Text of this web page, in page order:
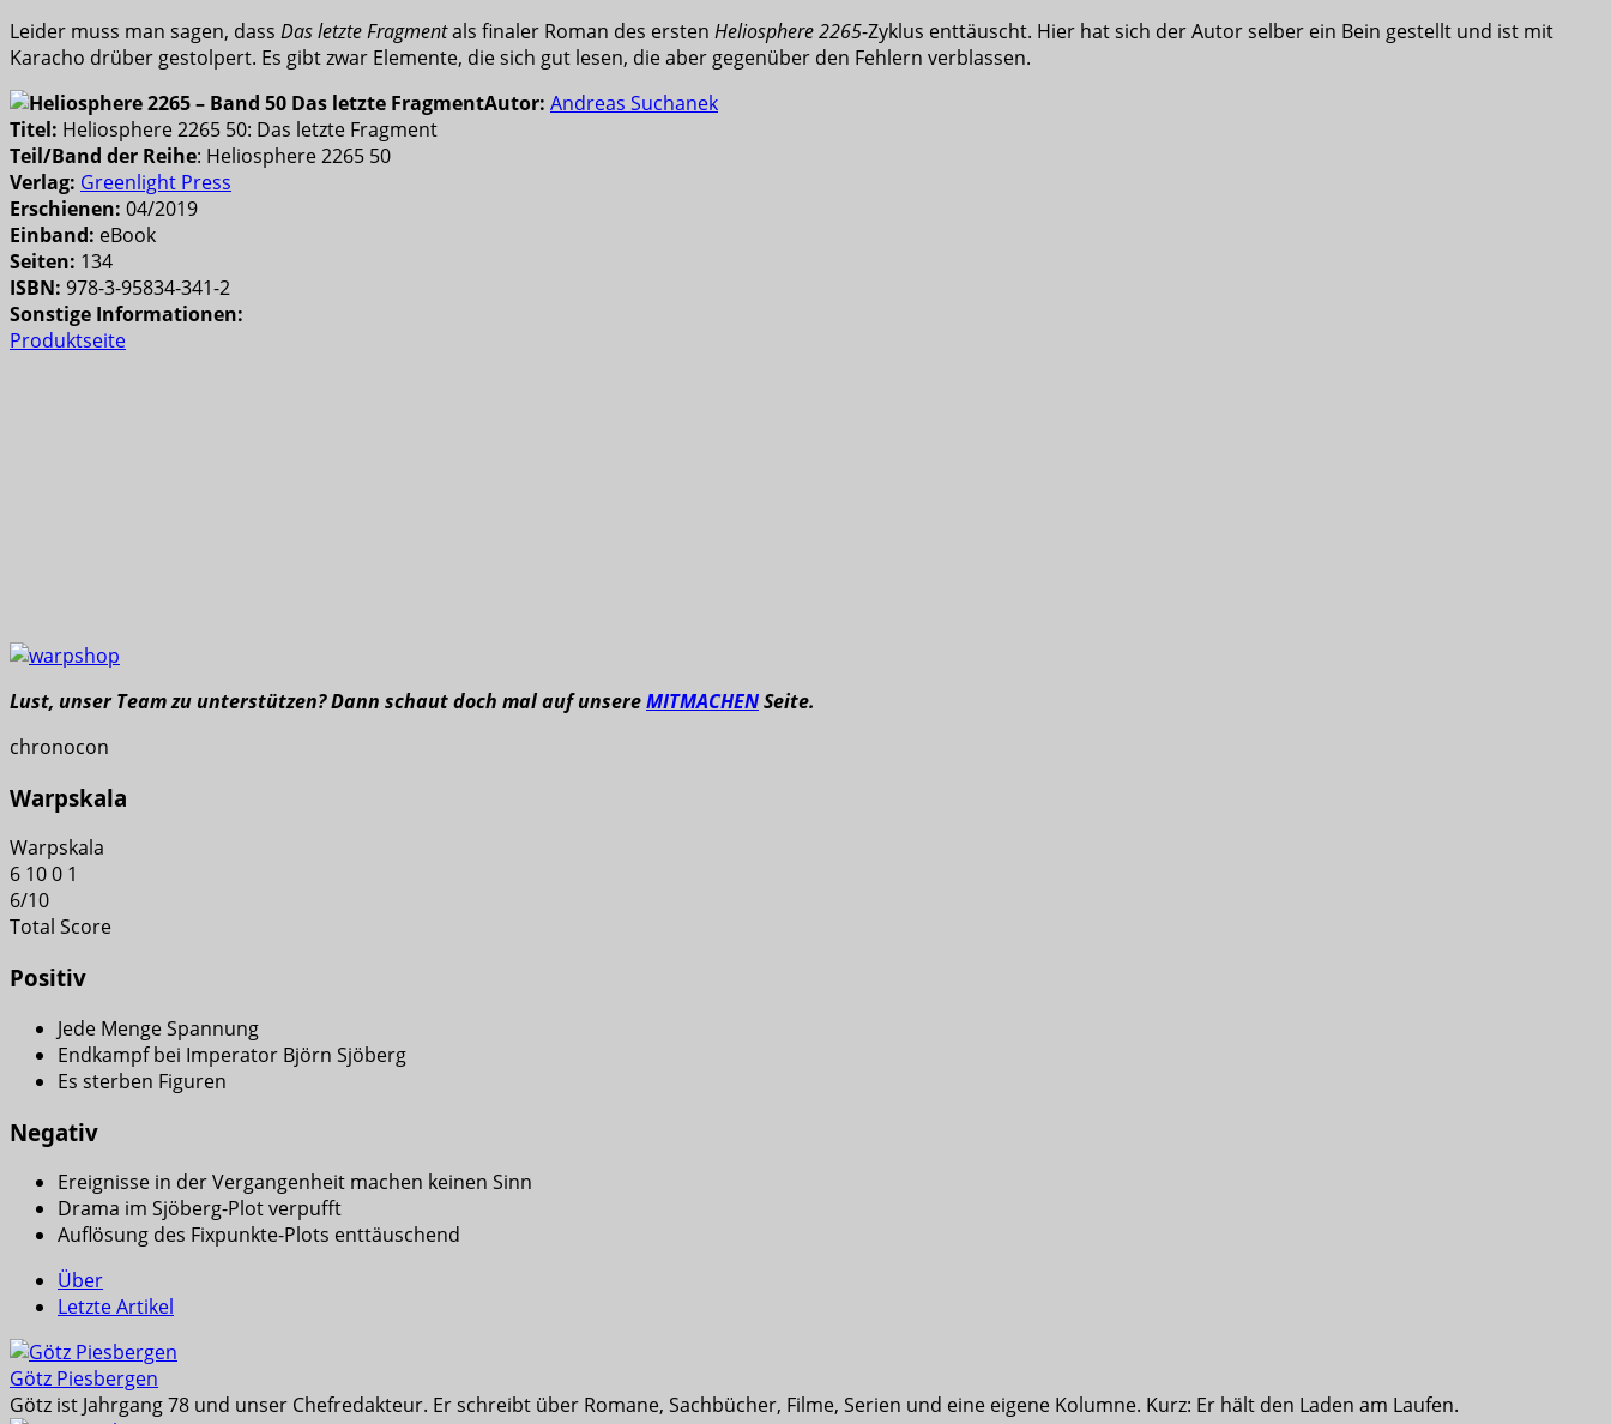
Leider muss man sagen, dass Das letzte Fragmentals finaler Roman des ersten Heliosphere 2265-Zyklus enttäuscht. Hier hat sich der Autor selber ein Bein gestellt und ist mit
Karacho drüber gestolpert. Es gibt zwar Elemente, die sich gut lesen, die aber gegenüber den Fehlern verblassen.
Autor: Andreas Suchanek
Titel: Heliosphere 2265 50: Das letzte Fragment
Teil/Band der Reihe: Heliosphere 2265 50
Verlag: Greenlight Press
Erschienen: 04/2019
Einband: eBook
Seiten: 134
ISBN: 978-3-95834-341-2
Sonstige Informationen:
Produktseite
Lust, unser Team zu unterstützen? Dann schaut doch mal auf unsereMITMACHENSeite.
chronocon
Warpskala
Warpskala
6 100 1
6/10
Total Score
Positiv
Jede Menge Spannung
Endkampf bei Imperator Björn Sjöberg
Es sterben Figuren
Negativ
Ereignisse in der Vergangenheit machen keinen Sinn
Drama im Sjöberg-Plot verpufft
Auflösung des Fixpunkte-Plots enttäuschend
Über
Letzte Artikel
Götz Piesbergen
Götz ist Jahrgang 78 und unser Chefredakteur. Er schreibt über Romane, Sachbücher, Filme, Serien und eine eigene Kolumne. Kurz: Er hält den Laden am Laufen.